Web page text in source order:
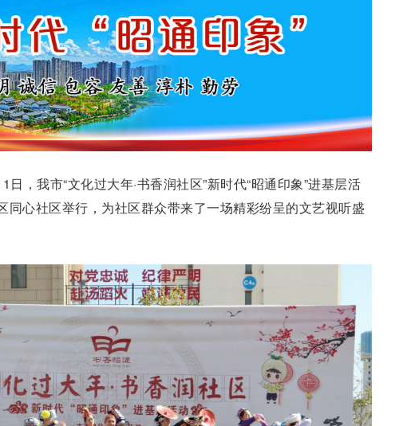
，我市“文化过大年·书香润社区”新时代“昭通印象”进基层活
同心社区举行，为社区群众带来了一场精彩纷呈的文艺视听盛